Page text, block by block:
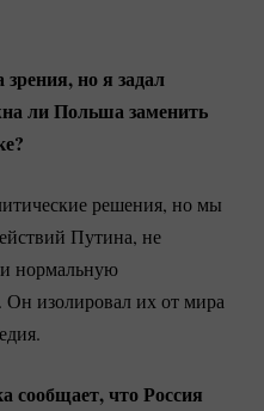
но я задал
ли Польша заменить
решения, но мы
Путина, не
нормальную
Он изолировал их от мира
что Россия